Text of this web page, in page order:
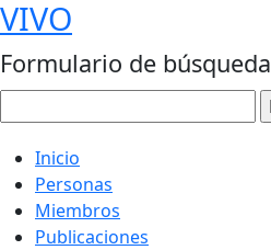
VIVO
Formulario de búsqueda
Inicio
Personas
Miembros
Publicaciones